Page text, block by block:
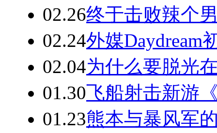
02.26终于击败辣个
02.24外媒Daydream
02.04为什么要脱光
01.30飞船射击新游
01.23熊本与暴风军